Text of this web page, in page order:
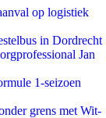
op logistiek
in Dordrecht
Jan
1-seizoen
grens met Wit-